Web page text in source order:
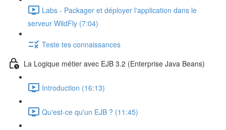
Labs - Packager et déployer l'application dans le
serveur WildFly (7:04)
Teste tes connaissances
La Logique métier avec EJB 3.2 (Enterprise Java Beans)
Introduction (16:13)
Qu'est-ce qu'un EJB ? (11:45)